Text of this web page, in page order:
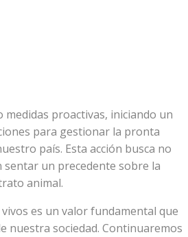
proactivas, iniciando un
para gestionar la pronta
país. Esta acción busca no
un precedente sobre la
animal.
es un valor fundamental que
nuestra sociedad. Continuaremos